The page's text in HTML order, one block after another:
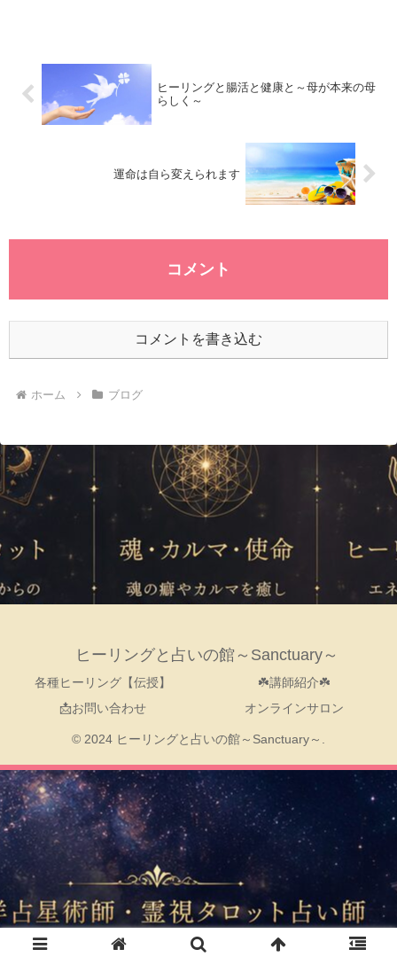
ヒーリングと腸活と健康と～母が本来の母
らしく～
運命は自ら変えられます
コメント
コメントを書き込む
ホーム ブログ
ヒーリングと占いの館～Sanctuary～
各種ヒーリング【伝授】
☘️講師紹介☘️
📩お問い合わせ
オンラインサロン
© 2024 ヒーリングと占いの館～Sanctuary～.